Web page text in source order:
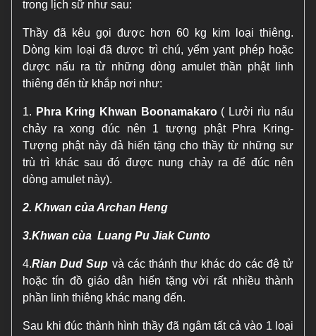
trong lịch sữ như sau:
Thầy đã kêu gọi được hơn 60 kg kim loại thiêng.
Dòng kim loại đã được trì chú, yểm yant phép hoặc
được nấu ra từ những dòng amulet thần phật linh
thiêng đến từ khắp nơi như:
1. Phra Kring Khwan Boonamakaro( Lưởi rìu nấu
chảy ra xong đúc nên 1 tượng phật Phra Kring-
Tượng phật này đả hiến tặng cho thầy từ những sư
trù trì khác sau đó được nung chảy ra để đúc nên
dòng amulet này).
2. Khwan của Archan Heng
3.Khwan cùa Luang Pu Jiak Cunto
4.Rian Dud Sup và các thánh thư khác do các đệ tử
hoặc tín đồ giáo dân hiến tặng vời rất nhiều thành
phần linh thiêng khác mang đến.
Sau khi đúc thành hình thầy đã ngâm tất cả vào 1 loại